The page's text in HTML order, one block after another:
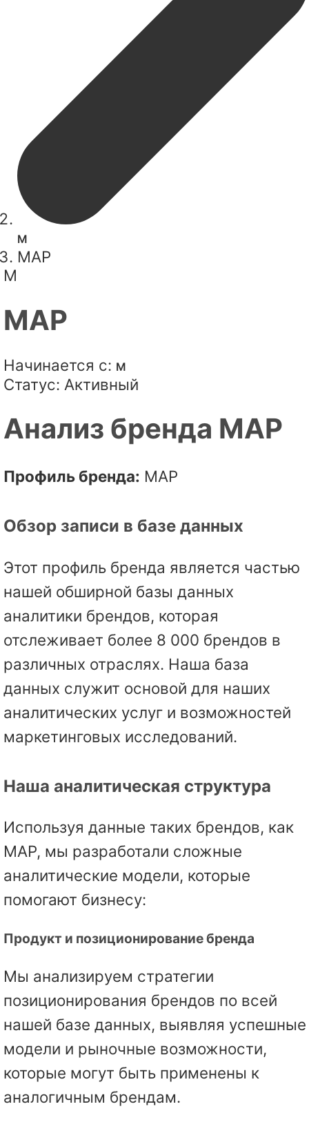
M
MAP
M
MAP
Начинается с: M
Статус: Активный
Анализ бренда MAP
Профиль бренда: MAP
Обзор записи в базе данных
Этот профиль бренда является частью
нашей обширной базы данных
аналитики брендов, которая
отслеживает более 8 000 брендов в
различных отраслях. Наша база
данных служит основой для наших
аналитических услуг и возможностей
маркетинговых исследований.
Наша аналитическая структура
Используя данные таких брендов, как
MAP, мы разработали сложные
аналитические модели, которые
помогают бизнесу:
Продукт и позиционирование бренда
Мы анализируем стратегии
позиционирования брендов по всей
нашей базе данных, выявляя успешные
модели и рыночные возможности,
которые могут быть применены к
аналогичным брендам.